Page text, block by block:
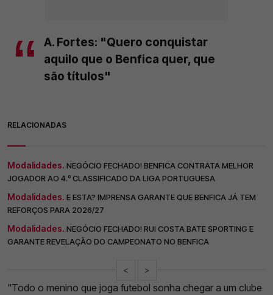
A. Fortes: "Quero conquistar
aquilo que o Benfica quer, que
são títulos"
RELACIONADAS
Modalidades. NEGÓCIO FECHADO! BENFICA CONTRATA MELHOR
JOGADOR AO 4.º CLASSIFICADO DA LIGA PORTUGUESA
Modalidades. E ESTA? IMPRENSA GARANTE QUE BENFICA JÁ TEM
REFORÇOS PARA 2026/27
Modalidades. NEGÓCIO FECHADO! RUI COSTA BATE SPORTING E
GARANTE REVELAÇÃO DO CAMPEONATO NO BENFICA
< >
"Todo o menino que joga futebol sonha chegar a um clube